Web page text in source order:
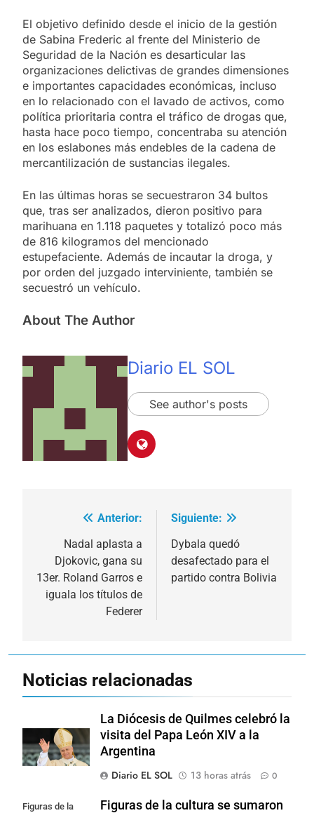
El objetivo definido desde el inicio de la gestión
de Sabina Frederic al frente del Ministerio de
Seguridad de la Nación es desarticular las
organizaciones delictivas de grandes dimensiones
e importantes capacidades económicas, incluso
en lo relacionado con el lavado de activos, como
política prioritaria contra el tráfico de drogas que,
hasta hace poco tiempo, concentraba su atención
en los eslabones más endebles de la cadena de
mercantilización de sustancias ilegales.
En las últimas horas se secuestraron 34 bultos
que, tras ser analizados, dieron positivo para
marihuana en 1.118 paquetes y totalizó poco más
de 816 kilogramos del mencionado
estupefaciente. Además de incautar la droga, y
por orden del juzgado interviniente, también se
secuestró un vehículo.
About The Author
Diario EL SOL
See author's posts
Navegación
entradas
Anterior:
Nadal aplasta a
Djokovic, gana su
13er. Roland Garros e
iguala los títulos de
Federer
Siguiente:
Dybala quedó
desafectado para el
partido contra Bolivia
Noticias relacionadas
La Diócesis de Quilmes celebró la
visita del Papa León XIV a la
Argentina
Diario EL SOL
13 horas atrás 0
Figuras de la
Figuras de la cultura se sumaron